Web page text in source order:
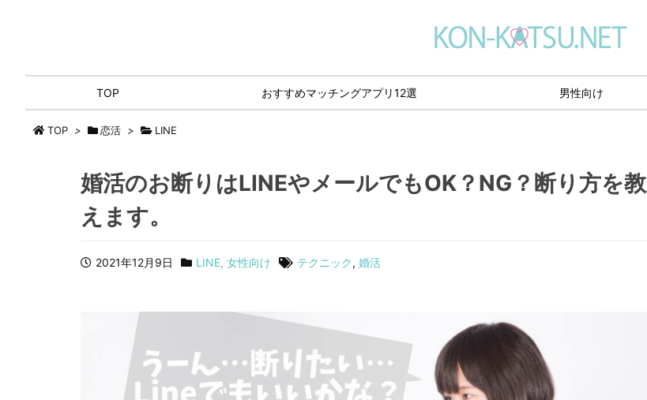
TOP おすすめマッチングアプリ12選 男性向け
TOP > 恋活 > LINE
婚活のお断りはLINEやメールでもOK？NG？断り方を教
えます。
2021年12月9日 LINE, 女性向け テクニック, 婚活